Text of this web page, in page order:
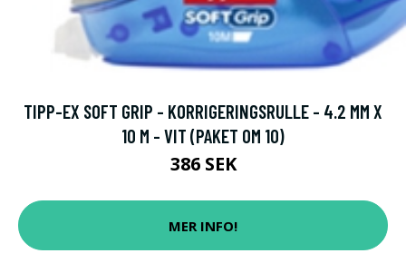
TIPP-EX SOFT GRIP - KORRIGERINGSRULLE - 4.2 MM X
10 M - VIT (PAKET OM 10)
386 SEK
MER INFO!